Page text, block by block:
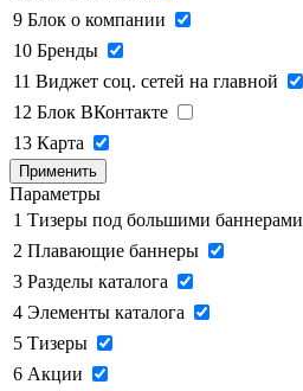
9 Блок о компании
10 Бренды
11 Виджет соц. сетей на главной
12 Блок ВКонтакте
13 Карта
Применить
Параметры
1 Тизеры под большими баннерами
2 Плавающие баннеры
3 Разделы каталога
4 Элементы каталога
5 Тизеры
6 Акции